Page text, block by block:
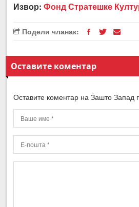
Извор:Фонд Стратешке
Подели чланак:
Оставите коментар
Оставите коментар на Зашто Запад